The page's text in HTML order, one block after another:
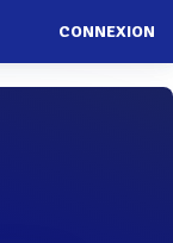
CONNEXION